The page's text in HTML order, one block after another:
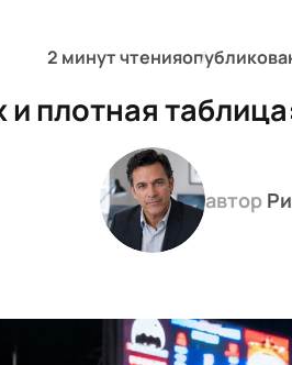
2 минут чтения
и плотная
автор